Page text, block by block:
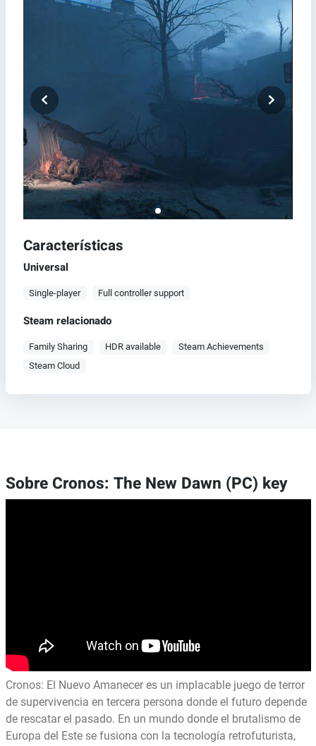
Características
Universal
Single-player Full controller support
Steam relacionado
Family Sharing HDR available
Steam Achievements
Steam Cloud
Sobre Cronos: The New Dawn (PC) key
Cronos: El Nuevo Amanecer es un implacable juego de terror
de supervivencia en tercera persona donde el futuro depende
de rescatar el pasado. En un mundo donde el brutalismo de
Europa del Este se fusiona con la tecnología retrofuturista,